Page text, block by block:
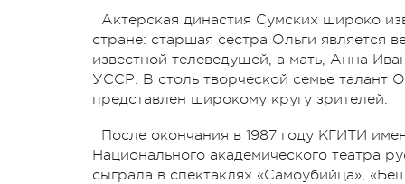
Актерская династия Сумских широко
стране: старшая сестра Ольги является
известной телеведущей, а мать, Анна
УССР. В столь творческой семье талант
представлен широкому кругу зрителей.
После окончания в 1987 году КГИТИ
Национального академического театра
сыграла в спектаклях «Самоубийца»,